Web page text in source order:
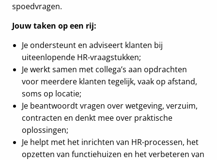
spoedvragen.
Jouw taken op een rij:
Je ondersteunt en adviseert klanten bij
uiteenlopende HR-vraagstukken;
Je werkt samen met collega’s aan opdrachten
voor meerdere klanten tegelijk, vaak op afstand,
soms op locatie;
Je beantwoordt vragen over wetgeving, verzuim,
contracten en denkt mee over praktische
oplossingen;
Je helpt met het inrichten van HR-processen, het
opzetten van functiehuizen en het verbeteren van